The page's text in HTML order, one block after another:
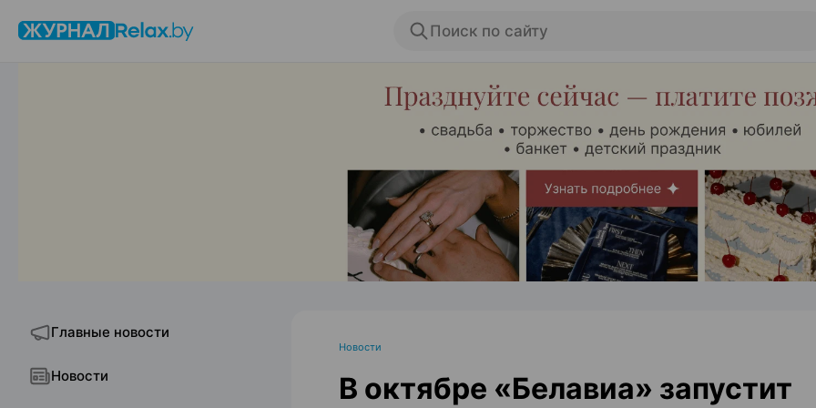
Поиск по сайту
ЭФФЕКТИВНАЯ РЕКЛАМА НА САЙТЕ
Главные новости
Новости
Новости
В октябре «Белавиа» запустит